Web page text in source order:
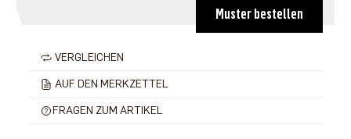
Muster bestellen
VERGLEICHEN
AUF DEN MERKZETTEL
FRAGEN ZUM ARTIKEL